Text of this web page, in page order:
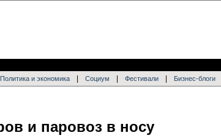
Политика и экономика Социум Фестивали Бизнес-блоги
и паровоз в носу